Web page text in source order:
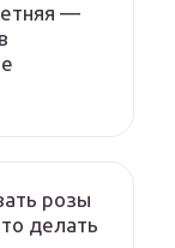
—
розы
делать